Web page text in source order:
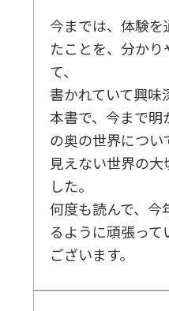
今までは、体験を
たことを、分か
て、
書かれていて興味
本書で、今まで明
の奥の世界につい
見えない世界の
した。
何度も読んで、今
るように頑張って
ございます。